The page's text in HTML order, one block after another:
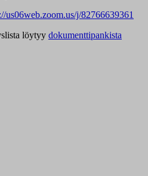
us06web.zoom.us/j/82766639361
löytyy dokumenttipankista